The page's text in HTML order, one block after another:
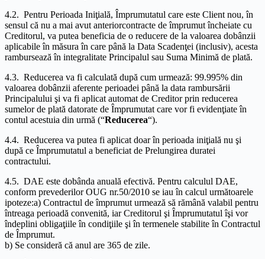
4.2. Pentru Perioada Iniţială, Împrumutatul care este Client nou, în
sensul că nu a mai avut anteriorcontracte de împrumut încheiate cu
Creditorul, va putea beneficia de o reducere de la valoarea dobânzii
aplicabile în măsura în care până la Data Scadenţei (inclusiv), acesta
rambursează în integralitate Principalul sau Suma Minimă de plată.
4.3. Reducerea va fi calculată după cum urmează: 99.995% din
valoarea dobânzii aferente perioadei până la data rambursării
Principalului şi va fi aplicat automat de Creditor prin reducerea
sumelor de plată datorate de Împrumutat care vor fi evidenţiate în
contul acestuia din urmă (“Reducerea“).
4.4. Reducerea va putea fi aplicat doar în perioada iniţială nu şi
după ce Împrumutatul a beneficiat de Prelungirea duratei
contractului.
4.5. DAE este dobânda anuală efectivă. Pentru calculul DAE,
conform prevederilor OUG nr.50/2010 se iau în calcul următoarele
ipoteze:a) Contractul de împrumut urmează să rămână valabil pentru
întreaga perioadă convenită, iar Creditorul şi Împrumutatul îşi vor
îndeplini obligaţiile în condiţiile şi în termenele stabilite în Contractul
de Împrumut.
b) Se consideră că anul are 365 de zile.